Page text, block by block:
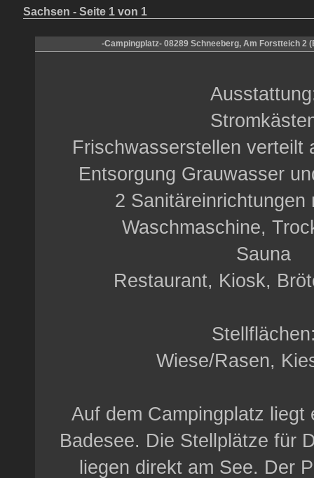
Sachsen - Seite 1 von 1
-Campingplatz- 08289 Schneeberg, Am Forstteich 2
Frischwasserstellen verteilt
Entsorgung Grauwasser
2 Sanitäreinrichtungen
Waschmaschine,
Sauna
Restaurant, Kiosk,
Wiese/Rasen,
Auf dem Campingplatz liegt
Badesee. Die Stellplätze für
liegen direkt am See. Der